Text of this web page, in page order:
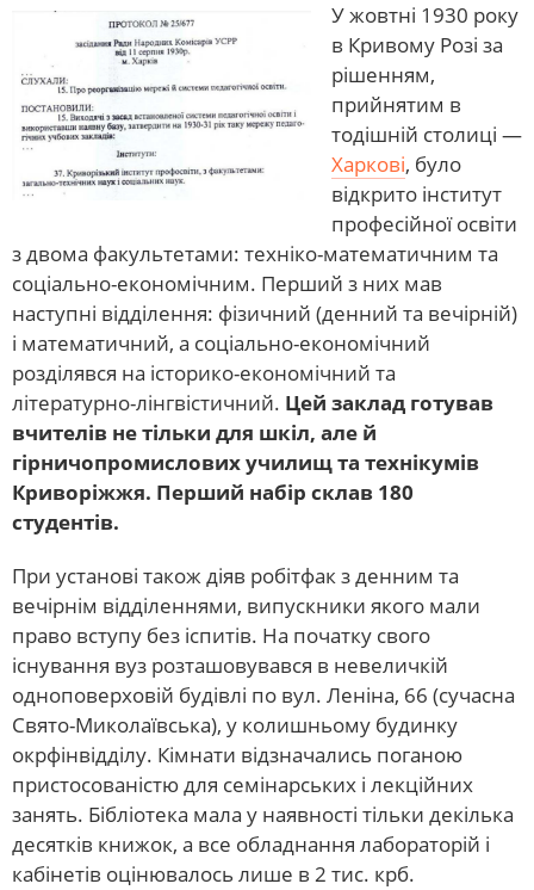
У жовтні 1930 року
в Кривому Розі за
рішенням,
прийнятим в
тодішній столиці —
Харкові, було
відкрито інститут
професійної освіти
з двома факультетами: техніко-математичним та
соціально-економічним. Перший з них мав
наступні відділення: фізичний (денний та вечірній)
і математичний, а соціально-економічний
розділявся на історико-економічний та
літературно-лінгвістичний. Цей заклад готував
вчителів не тільки для шкіл, але й
гірничопромислових училищ та технікумів
Криворіжжя. Перший набір склав 180
студентів.
При установі також діяв робітфак з денним та
вечірнім відділеннями, випускники якого мали
право вступу без іспитів. На початку свого
існування вуз розташовувався в невеличкій
одноповерховій будівлі по вул. Леніна, 66 (сучасна
Свято-Миколаївська), у колишньому будинку
окрфінвідділу. Кімнати відзначались поганою
пристосованістю для семінарських і лекційних
занять. Бібліотека мала у наявності тільки декілька
десятків книжок, а все обладнання лабораторій і
кабінетів оцінювалось лише в 2 тис. крб.